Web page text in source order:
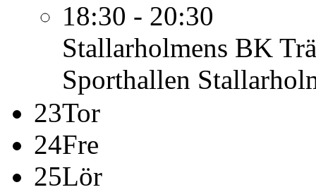
18:30 - 20:30
Stallarholmens BK
Sporthallen
23Tor
24Fre
25Lör